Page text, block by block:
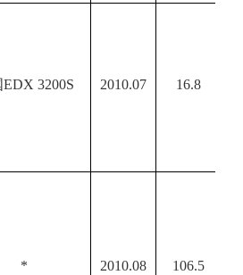
EDX 3200S 2010.07 16.8
* 2010.08 106.5